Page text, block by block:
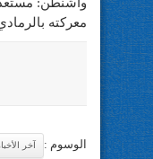
معركته
الوسوم : آخر الأخبار